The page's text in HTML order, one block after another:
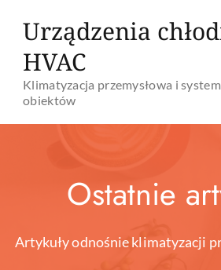
Urządzenia
HVAC
Klimatyzacja przemysłowa i
obiektów
Ostatnie
Artykuły odnośnie klimatyzacji